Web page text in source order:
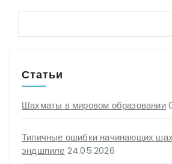
Статьи
Шахматы в мировом образовании
Типичные ошибки начинающих
эндшпиле 24.05.2026